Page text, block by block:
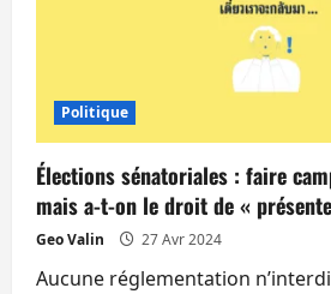
étrangères
et
le
du
ministre
de
santé
Politique
Élections sénatoriales : faire
mais a-t-on le droit de «
Geo Valin 27 Avr 2024
Aucune réglementation